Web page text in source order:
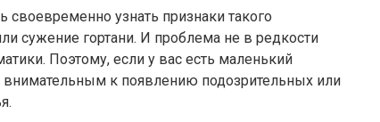
своевременно узнать признаки такого
сужение гортани. И проблема не в редкости
Поэтому, если у вас есть маленький
к появлению подозрительных или